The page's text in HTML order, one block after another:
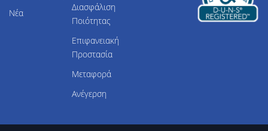
Νέα
Διασφάλιση
Ποιότητας
Επιφανειακή
Προστασία
Μεταφορά
Ανέγερση